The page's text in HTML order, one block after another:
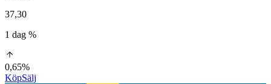
37,30
1 dag %
0,65%
KöpSälj